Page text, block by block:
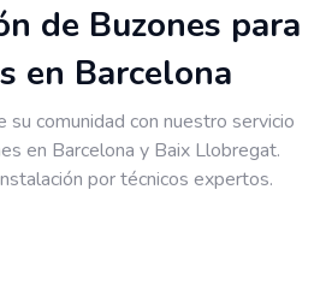
de Buzones para
en Barcelona
su comunidad con nuestro servicio
en Barcelona y Baix Llobregat.
por técnicos expertos.